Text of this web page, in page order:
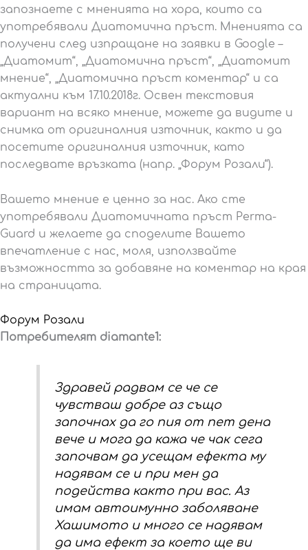
запознаете с мненията на хора, които са
употребявали Диатомична пръст. Мненията са
получени след изпращане на заявки в Google –
„Диатомит“, „Диатомична пръст“, „Диатомит
мнение“, „Диатомична пръст коментар“ и са
актуални към 17.10.2018г. Освен текстовия
вариант на всяко мнение, можете да видите и
снимка от оригиналния източник, както и да
посетите оригиналния източник, като
последвате връзката (напр. „Форум Розали“).
Вашето мнение е ценно за нас. Ако сте
употребявали Диатомичната пръст Perma-
Guard и желаете да споделите Вашето
впечатление с нас, моля, използвайте
възможността за добавяне на коментар на края
на страницата.
Форум Розали
Потребителят diamante1:
Здравей радвам се че се
чувстваш добре аз също
започнах да го пия от пет дена
вече и мога да кажа че чак сега
започвам да усещам ефекта му
надявам се и при мен да
подейства както при вас. Аз
имам автоимунно заболяване
Хашимото и много се надявам
да има ефект за което ще ви